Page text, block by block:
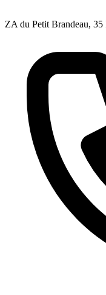
ZA du Petit Brandeau,